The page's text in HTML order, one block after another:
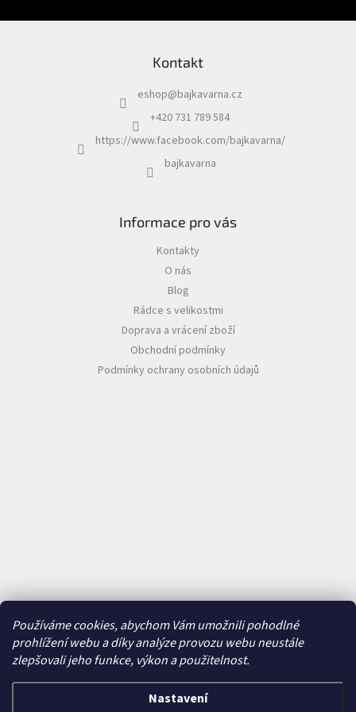
Používáme cookies, abychom Vám umožnili pohodlné
prohlížení webu a díky analýze provozu webu neustále
zlepšovali jeho funkce, výkon a použitelnost.
Nastavení
Kontakt
eshop@bajkavarna.cz
+420 731 789 584
https://www.facebook.com/bajkavarna/
bajkavarna
Informace pro vás
Kontakty
O nás
Blog
Rádce s velikostmi
Doprava a vrácení zboží
Obchodní podmínky
Podmínky ochrany osobních údajů
Vytvořil Shoptet